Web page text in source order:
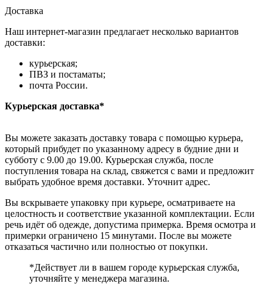
Доставка
Наш интернет-магазин предлагает несколько вариантов
доставки:
курьерская;
ПВЗ и постаматы;
почта России.
Курьерская доставка*
Вы можете заказать доставку товара с помощью курьера,
который прибудет по указанному адресу в будние дни и
субботу с 9.00 до 19.00. Курьерская служба, после
поступления товара на склад, свяжется с вами и предложит
выбрать удобное время доставки. Уточнит адрес.
Вы вскрываете упаковку при курьере, осматриваете на
целостность и соответствие указанной комплектации. Если
речь идёт об одежде, допустима примерка. Время осмотра и
примерки ограничено 15 минутами. После вы можете
отказаться частично или полностью от покупки.
*Действует ли в вашем городе курьерская служба,
уточняйте у менеджера магазина.